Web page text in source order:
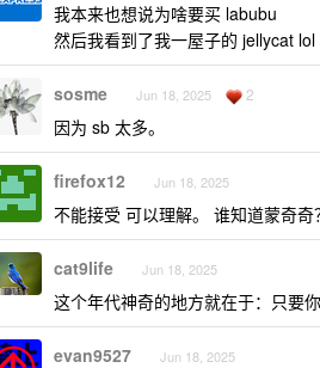
我本来也想说为啥要买 labubu
然后我看到了我一屋子的 jellycat lol
sosme Jun 18, 2025 2
因为 sb 太多。
firefox12 Jun 18, 2025
不能接受 可以理解。 谁知道蒙奇
cat9life Jun 18, 2025
这个年代神奇的地方就在于：只要
evan9527 Jun 18, 2025